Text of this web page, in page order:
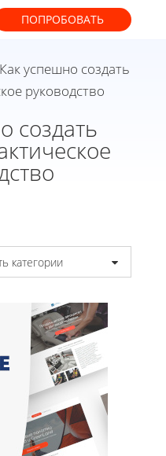
ПОПРОБОВАТЬ
успешно создать
руководство
создать
категории